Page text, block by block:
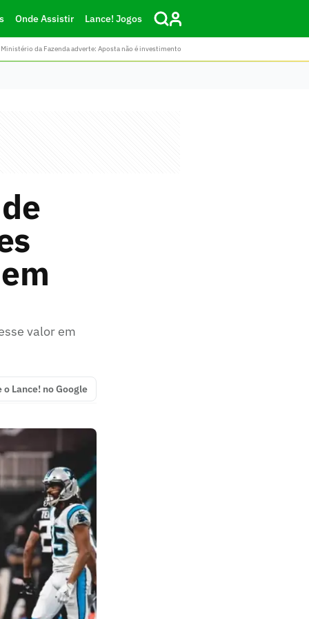
Onde Assistir Lance! Jogos
da Fazenda adverte: Aposta não é investimento
valor em
o Lance! no Google